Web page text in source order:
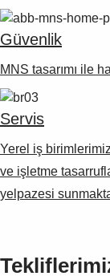
Güvenlik
MNS tasarımı ile
Servis
Yerel iş
ve işletme
yelpazesi